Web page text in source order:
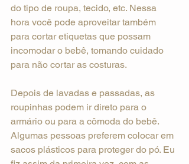
do tipo de roupa, tecido, etc. Nessa
hora você pode aproveitar também
para cortar etiquetas que possam
incomodar o bebê, tomando cuidado
para não cortar as costuras.
Depois de lavadas e passadas, as
roupinhas podem ir direto para o
armário ou para a cômoda do bebê.
Algumas pessoas preferem colocar em
sacos plásticos para proteger do pó. Eu